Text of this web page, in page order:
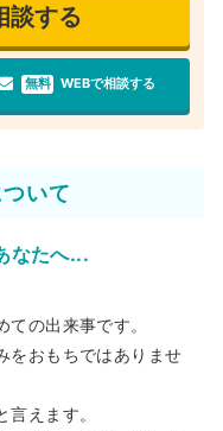
談する
無料 WEBで相談する
いて
なたへ...
の出来事です。
をおもちではありませ
えます。